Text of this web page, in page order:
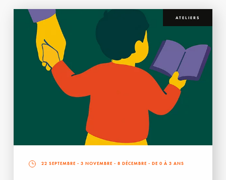
ATELIERS
22 SEPTEMBRE - 3 NOVEMBRE - 8 DÉCEMBRE - DE 0 À 3 ANS